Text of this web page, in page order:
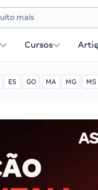
Cursos
ES GO MA MG MS